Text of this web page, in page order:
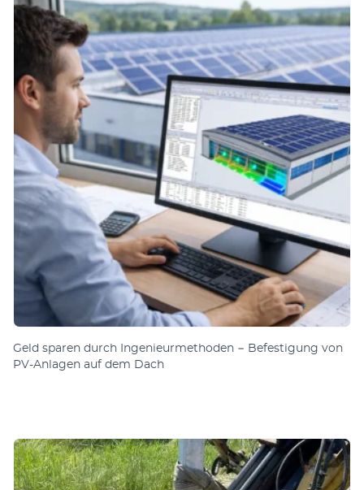
Geld sparen durch Ingenieurmethoden − Befestigung von
PV-Anlagen auf dem Dach